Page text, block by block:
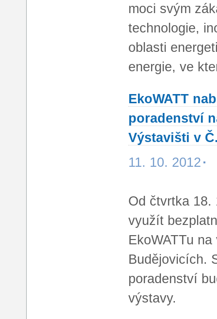
moci svým
technologie,
oblasti
energie, ve
EkoWATT
poradenství
Výstavišti v
11. 10. 2012
Od čtvrtka 18.
využít
EkoWATTu
Budějovicích.
poradenství
výstavy.